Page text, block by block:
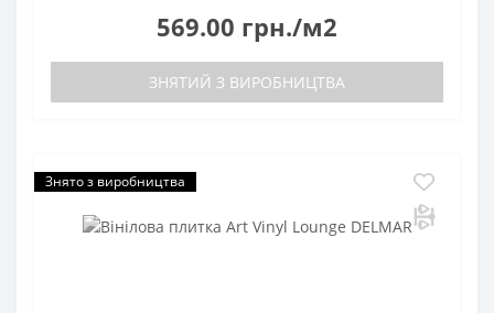
569.00 грн./м2
ЗНЯТИЙ З ВИРОБНИЦТВА
Знято з виробництва